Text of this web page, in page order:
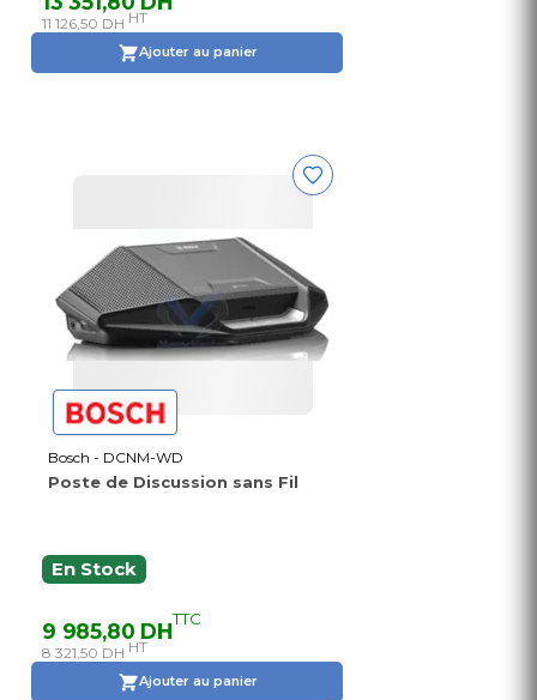
11 126,50 DH HT
Ajouter au panier
Bosch - DCNM-WD
Poste de Discussion sans Fil
En Stock
9 985,80 DHTTC
8 321,50 DH HT
Ajouter au panier